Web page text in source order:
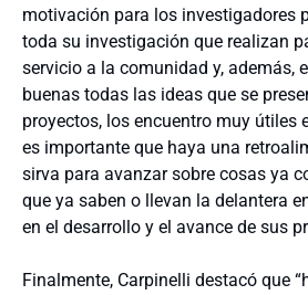
motivación para los investigadores
toda su investigación que realizan
servicio a la comunidad y, además,
buenas todas las ideas que se
proyectos, los encuentro muy útiles
es importante que haya una
sirva para avanzar sobre cosas ya
que ya saben o llevan la delantera
en el desarrollo y el avance de sus
Finalmente, Carpinelli destacó que